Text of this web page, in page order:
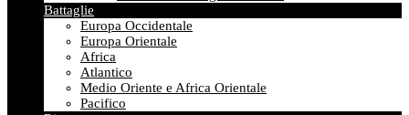
Battaglie
Europa Occidentale
Europa Orientale
Africa
Atlantico
Medio Oriente e Africa Orientale
Pacifico